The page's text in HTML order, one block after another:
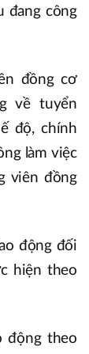
đang công
đồng cơ
về tuyển
độ, chính
làm việc
viên đồng
động đối
hiện theo
động theo